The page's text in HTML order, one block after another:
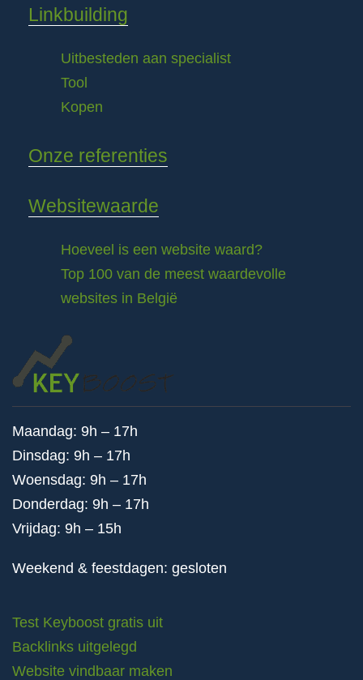
Linkbuilding
Uitbesteden aan specialist
Tool
Kopen
Onze referenties
Websitewaarde
Hoeveel is een website waard?
Top 100 van de meest waardevolle
websites in België
Maandag: 9h – 17h
Dinsdag: 9h – 17h
Woensdag: 9h – 17h
Donderdag: 9h – 17h
Vrijdag: 9h – 15h
Weekend & feestdagen: gesloten
Test Keyboost gratis uit
Backlinks uitgelegd
Website vindbaar maken